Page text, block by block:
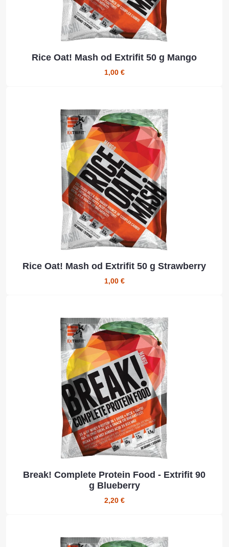
Rice Oat! Mash od Extrifit 50 g Mango
1,00 €
Rice Oat! Mash od Extrifit 50 g Strawberry
1,00 €
Break! Complete Protein Food - Extrifit 90
g Blueberry
2,20 €